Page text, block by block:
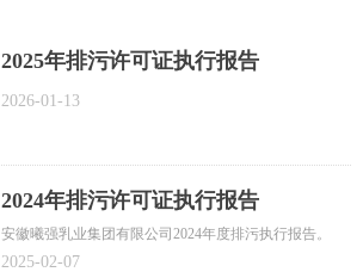
2025年排污许可证执行报告
2026-01-13
2024年排污许可证执行报告
安徽曦强乳业集团有限公司2024年度排污执行报告。
2025-02-07